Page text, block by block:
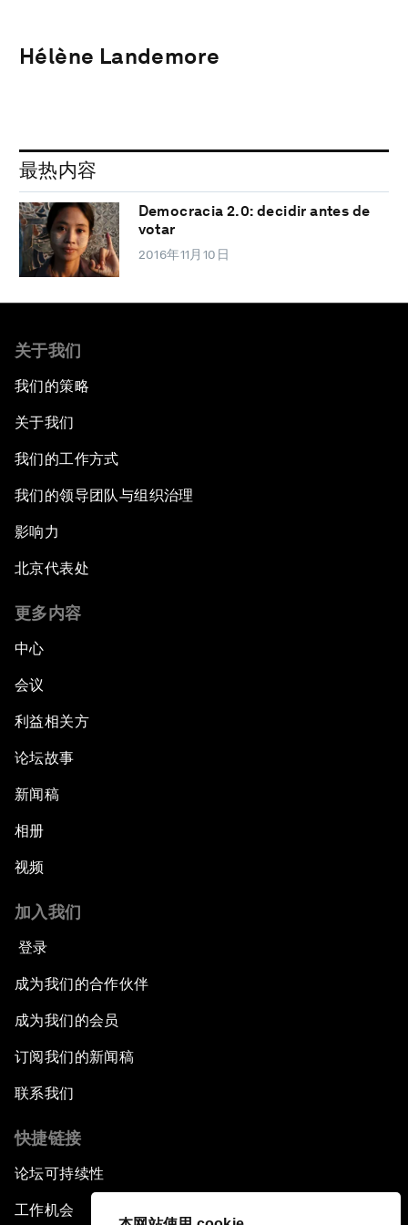
Hélène Landemore
最热内容
Democracia 2.0: decidir antes de
votar
2016年11月10日
关于我们
我们的策略
关于我们
我们的工作方式
我们的领导团队与组织治理
影响力
北京代表处
更多内容
中心
会议
利益相关方
论坛故事
新闻稿
相册
视频
加入我们
登录
成为我们的合作伙伴
成为我们的会员
订阅我们的新闻稿
联系我们
快捷链接
论坛可持续性
工作机会